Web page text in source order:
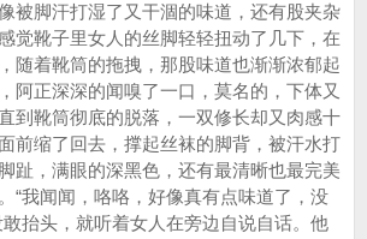
被脚汗打湿了又干涸的味道，还有股夹杂
觉靴子里女人的丝脚轻轻扭动了几下，在
随着靴筒的拖拽，那股味道也渐渐浓郁起
阿正深深的闻嗅了一口，莫名的，下体又
到靴筒彻底的脱落，一双修长却又肉感十
前缩了回去，撑起丝袜的脚背，被汗水打
趾，满眼的深黑色，还有最清晰也最完美
“我闻闻，咯咯，好像真有点味道了，没
抬头，就听着女人在旁边自说自话。他